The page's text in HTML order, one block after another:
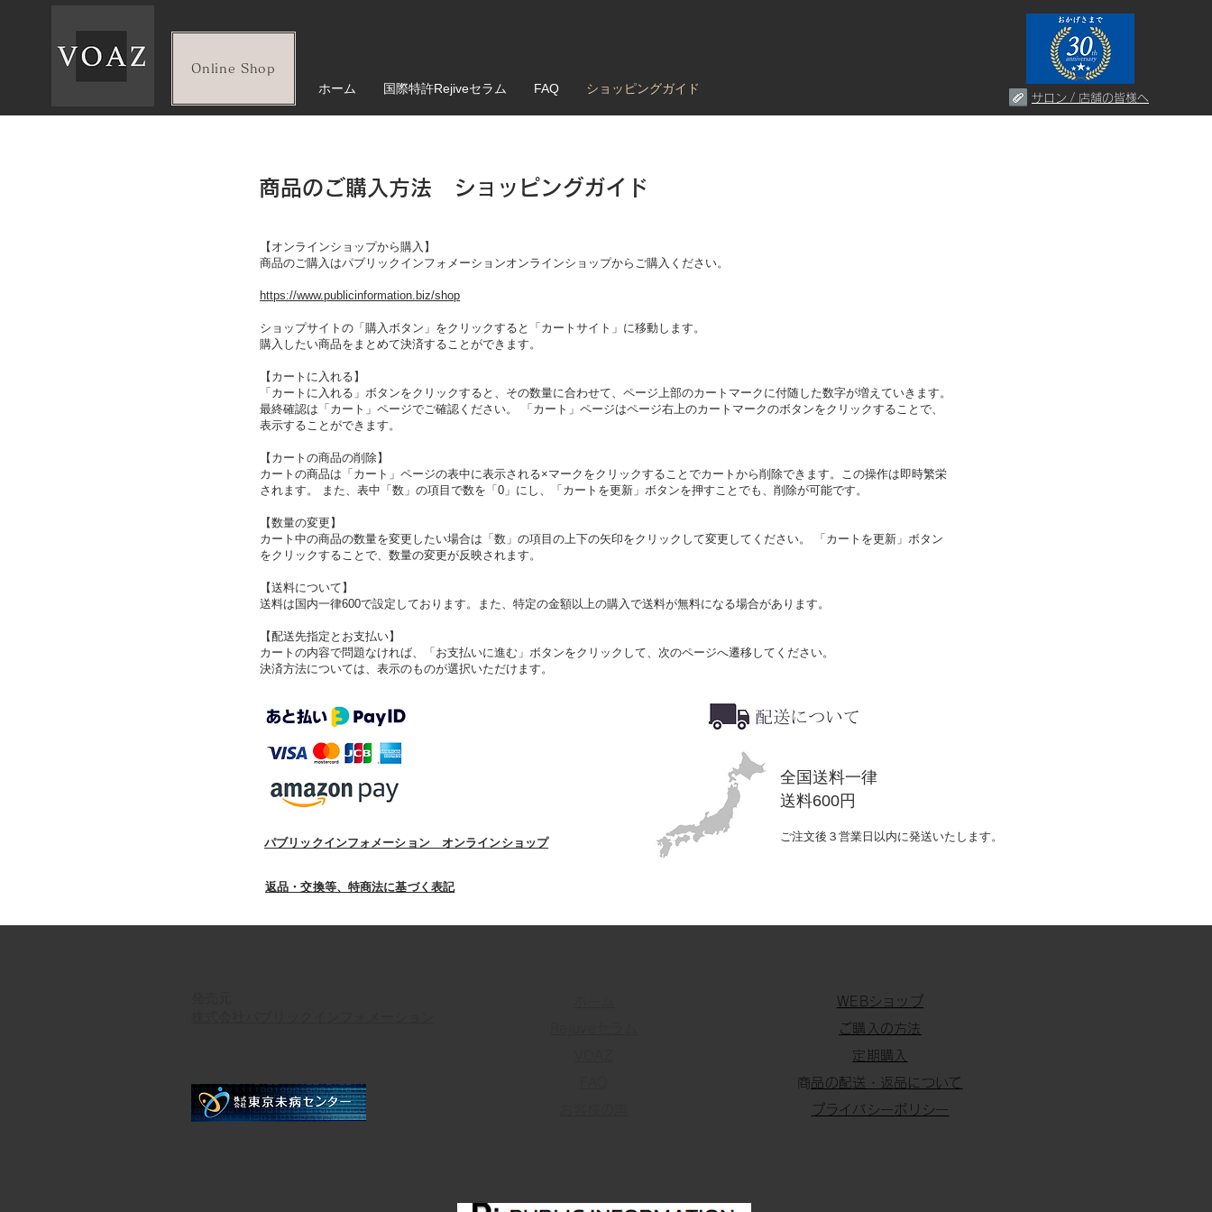
Online Shop
ホーム 国際特許Rejiveセラム FAQ ショッピングガイド
サロン / 店舗の皆様へ
商品のご購入方法 ショッピングガイド
【オンラインショップから購入】
商品のご購入はパブリックインフォメーションオンラインショップからご購入ください。
https://www.publicinformation.biz/shop
ショップサイトの「購入ボタン」をクリックすると「カートサイト」に移動します。
購入したい商品をまとめて決済することができます。
【カートに入れる】
「カートに入れる」ボタンをクリックすると、その数量に合わせて、ページ上部のカートマークに付随した数字が増えていきます。
最終確認は「カート」ページでご確認ください。 「カート」ページはページ右上のカートマークのボタンをクリックすることで、
表示することができます。
【カートの商品の削除】
カートの商品は「カート」ページの表中に表示される×マークをクリックすることでカートから削除できます。この操作は即時繁栄
されます。 また、表中「数」の項目で数を「0」にし、「カートを更新」ボタンを押すことでも、削除が可能です。
【数量の変更】
カート中の商品の数量を変更したい場合は「数」の項目の上下の矢印をクリックして変更してください。 「カートを更新」ボタン
をクリックすることで、数量の変更が反映されます。
【送料について】
送料は国内一律600で設定しております。また、特定の金額以上の購入で送料が無料になる場合があります。
【配送先指定とお支払い】
カートの内容で問題なければ、「お支払いに進む」ボタンをクリックして、次のページへ遷移してください。
決済方法については、表示のものが選択いただけます。
​パブリックインフォメーション オンラインショップ
返品・交換等、特商法に基づく表記
全国送料一律
送料600円
ご注文後３営業日以内に発送いたします。
​WEBショップ
​​ご購入の方法
定期購入
​商品の配送・返品について
プライバシーポリシー